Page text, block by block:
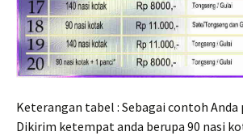
Keterangan tabel : Sebagai contoh Anda
Dikirim ketempat anda berupa 90 nasi